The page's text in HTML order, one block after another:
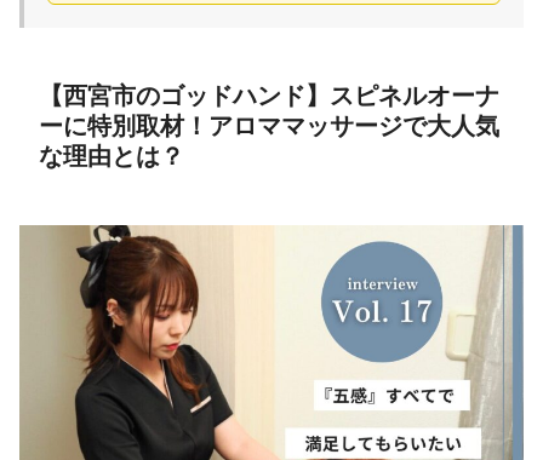
【西宮市のゴッドハンド】スピネルオーナ
ーに特別取材！アロママッサージで大人気
な理由とは？